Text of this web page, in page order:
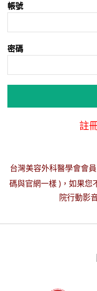
帳號
密碼
註
台灣美容外科醫學會會
碼與官網一樣 )，如果您
院行動影